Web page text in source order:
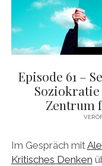
Episode 61 –
Soziokratie
Zentrum
Im Gespräch mit
Kritisches Denken